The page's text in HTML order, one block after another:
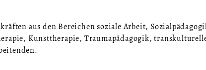
aus den Bereichen soziale Arbeit,
Kunsttherapie, Traumapädagogik,